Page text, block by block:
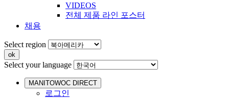
VIDEOS
전체 제품 라인 포스터
채용
Select region
Select your language
MANITOWOC DIRECT
로그인